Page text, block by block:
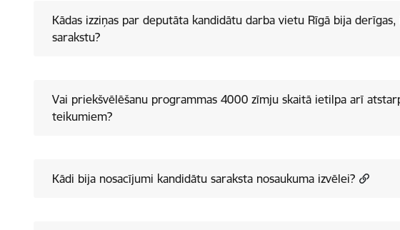
Kādas izziņas par deputāta kandidātu darba vietu Rīgā bija
sarakstu?
Vai priekšvēlēšanu programmas 4000 zīmju skaitā ietilpa arī
teikumiem?
Kādi bija nosacījumi kandidātu saraksta nosaukuma izvēlei?